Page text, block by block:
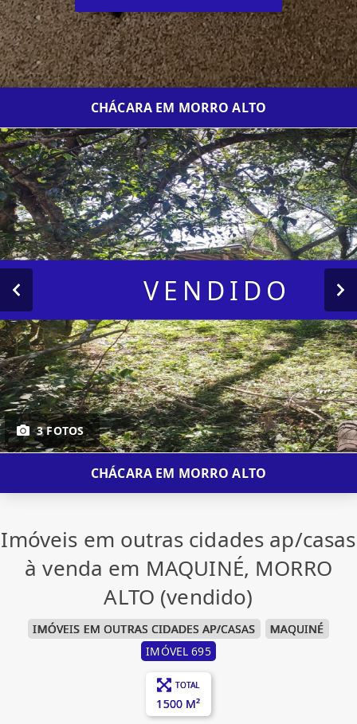
CHÁCARA EM MORRO ALTO
3 FOTOS
VENDIDO
CHÁCARA EM MORRO ALTO
Imóveis em outras cidades ap/casas
à venda em MAQUINÉ, MORRO
ALTO (vendido)
IMÓVEIS EM OUTRAS CIDADES AP/CASAS
MAQUINÉ
IMÓVEL 695
TOTAL
1500 M²